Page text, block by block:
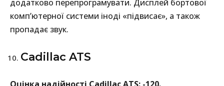
додатково перепрограмувати. Дисплей бортової
комп’ютерної системи іноді «підвисає», а також
пропадає звук.
Cadillac ATS